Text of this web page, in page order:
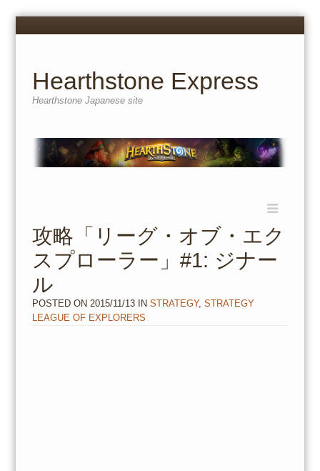
Menu
Hearthstone Express
Hearthstone Japanese site
content
攻略「リーグ・オブ・エク
スプローラー」#1: ジナー
ル
POSTED ON 2015/11/13IN STRATEGY, STRATEGY
LEAGUE OF EXPLORERS